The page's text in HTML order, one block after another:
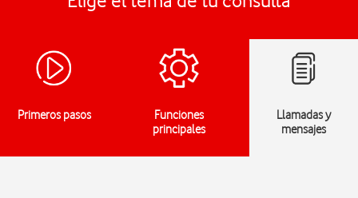
Primeros pasos
Funciones
principales
Llamadas y
mensajes